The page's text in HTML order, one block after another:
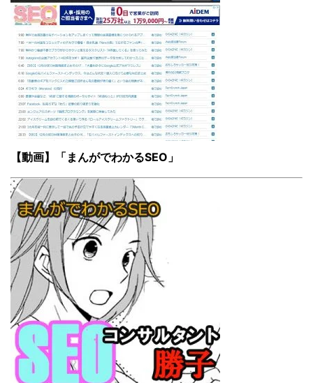
【動画】「まんがでわかるSEO」